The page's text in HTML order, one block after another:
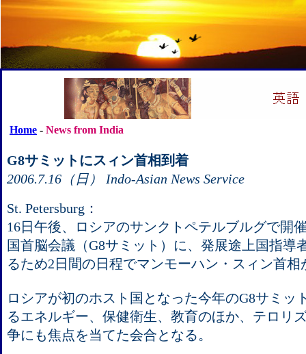
Home - News from India
G8サミットにスィン首相到着
2006.7.16（日） Indo-Asian News Service
St. Petersburg：
16日午後、ロシアのサンクトペテルブルグで開
国首脳会議（G8サミット）に、発展途上国指導
るため2日間の日程でマンモーハン・スィン首相
ロシアが初のホスト国となった今年のG8サミッ
るエネルギー、保健衛生、教育のほか、テロリ
争にも焦点を当てた会合となる。